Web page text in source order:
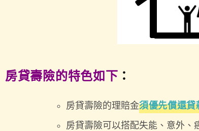
房貸壽險的特色如下 ：
房貸壽險的理賠金須優先償還貸
房貸壽險可以搭配失能、意外